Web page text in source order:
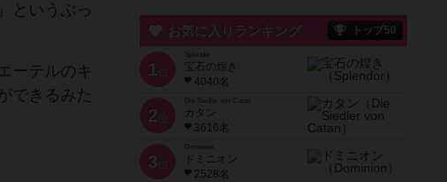
というぶっ
ーテルのキ
できるみた
お気に入りランキング トップ50
1 位
宝石の煌き
4040名
2 位
Die Siedler von Catan
カタン
3616名
3 位
ドミニオン
2528名